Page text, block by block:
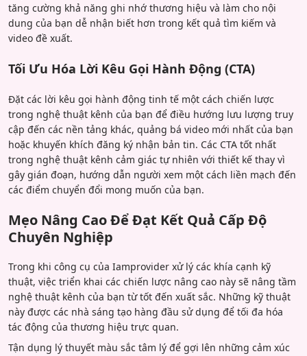
tăng cường khả năng ghi nhớ thương hiệu và làm cho nội
dung của bạn dễ nhận biết hơn trong kết quả tìm kiếm và
video đề xuất.
Tối Ưu Hóa Lời Kêu Gọi Hành Động (CTA)
Đặt các lời kêu gọi hành động tinh tế một cách chiến lược
trong nghệ thuật kênh của bạn để điều hướng lưu lượng truy
cập đến các nền tảng khác, quảng bá video mới nhất của bạn
hoặc khuyến khích đăng ký nhận bản tin. Các CTA tốt nhất
trong nghệ thuật kênh cảm giác tự nhiên với thiết kế thay vì
gây gián đoạn, hướng dẫn người xem một cách liền mạch đến
các điểm chuyển đổi mong muốn của bạn.
Mẹo Nâng Cao Để Đạt Kết Quả Cấp Độ
Chuyên Nghiệp
Trong khi công cụ của Iamprovider xử lý các khía cạnh kỹ
thuật, việc triển khai các chiến lược nâng cao này sẽ nâng tầm
nghệ thuật kênh của bạn từ tốt đến xuất sắc. Những kỹ thuật
này được các nhà sáng tạo hàng đầu sử dụng để tối đa hóa
tác động của thương hiệu trực quan.
Tận dụng lý thuyết màu sắc tâm lý để gợi lên những cảm xúc